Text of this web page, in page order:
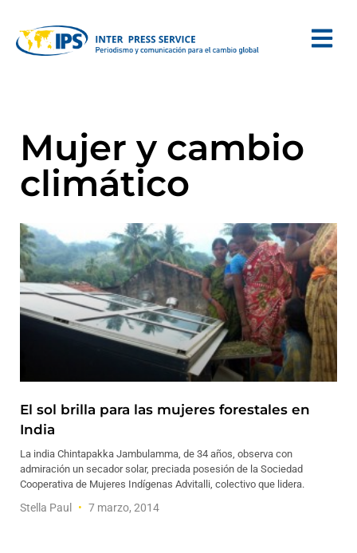
Mujer y cambio
climático
El sol brilla para las mujeres forestales en
India
La india Chintapakka Jambulamma, de 34 años, observa con
admiración un secador solar, preciada posesión de la Sociedad
Cooperativa de Mujeres Indígenas Advitalli, colectivo que lidera.
Stella Paul 7 marzo, 2014